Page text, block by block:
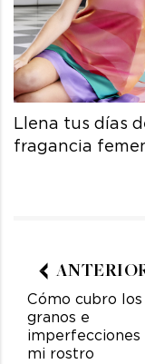
Llena tus días
fragancia
Cómo cubro los
granos e
imperfecciones
mi rostro